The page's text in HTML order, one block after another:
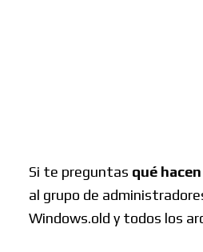
Si te preguntas qué
al grupo de
Windows.old y todos los